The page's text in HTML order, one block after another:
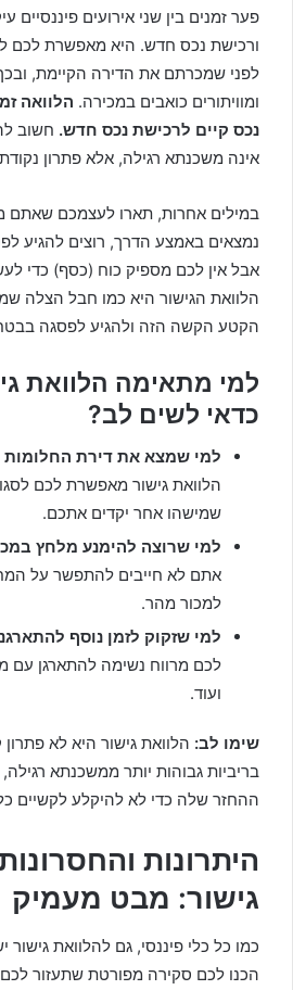
פער זמנים בין שני אירועים פיננסיים
ורכישת נכס חדש. היא מאפשרת לכם
לפני שמכרתם את הדירה הקיימת,
ומוויתורים כואבים במכירה. הלוואה
נכס קיים לרכישת נכס חדש. חשוב
אינה משכנתא רגילה, אלא פתרון
במילים אחרות, תארו לעצמכם
נמצאים באמצע הדרך, רוצים להגיע
אבל אין לכם מספיק כוח (כסף) כדי
הלוואת הגישור היא כמו חבל הצלה
הקטע הקשה הזה ולהגיע לפסגה
למי מתאימה הלוואת
כדאי לשים לב?
למי שמצא את דירת החלומות
הלוואת גישור מאפשרת לכם
שמישהו אחר יקדים אתכם.
למי שרוצה להימנע מלחץ
אתם לא חייבים להתפשר על
למכור מהר.
למי שזקוק לזמן נוסף
לכם מרווח נשימה להתארגן עם
ועוד.
שימו לב: הלוואת גישור היא לא
בריביות גבוהות יותר ממשכנתא
ההחזר שלה כדי לא להיקלע לקשיים
היתרונות
גישור: מבט מעמיק
כמו כל כלי פיננסי, גם להלוואת גישור
הכנו לכם סקירה מפורטת שתעזור